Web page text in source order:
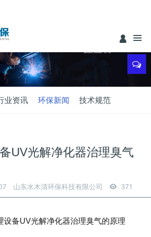
业资讯 环保新闻 技术规范
UV光解净化器治理臭气
山东水木清环保科技有限公司 371
设备UV光解净化器治理臭气的原理